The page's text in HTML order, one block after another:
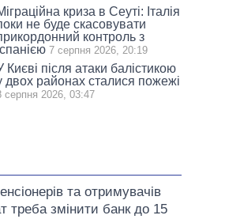
криза в Сеуті: Італія
не буде скасовувати
контроль з
Іспанією 7 серпня 2026, 20:19
Києві після атаки балістикою
двох районах сталися пожежі
серпня 2026, 03:47
та отримувачів
треба змінити банк до 15